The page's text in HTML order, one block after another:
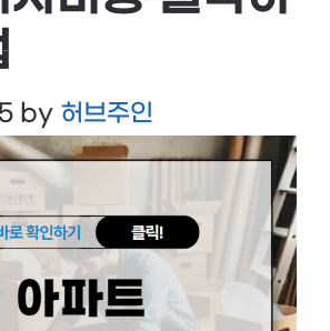
by 허브주인